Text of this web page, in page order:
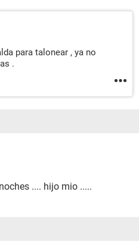
para talonear , ya no
.
.... hijo mio .....